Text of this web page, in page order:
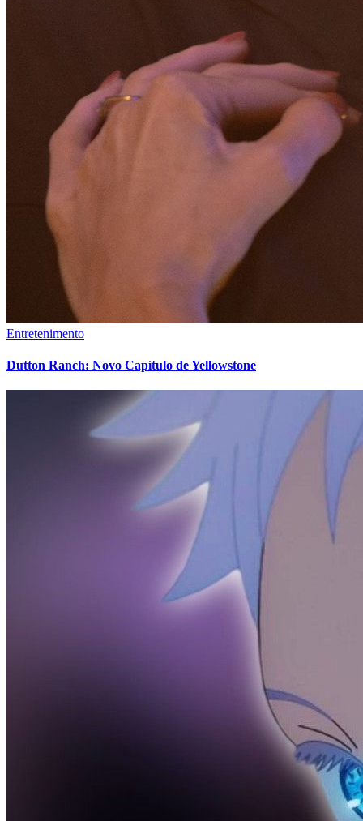
Entretenimento
Dutton Ranch: Novo Capítulo de Yellowstone